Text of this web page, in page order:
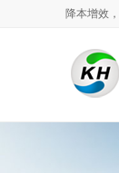
降本增效